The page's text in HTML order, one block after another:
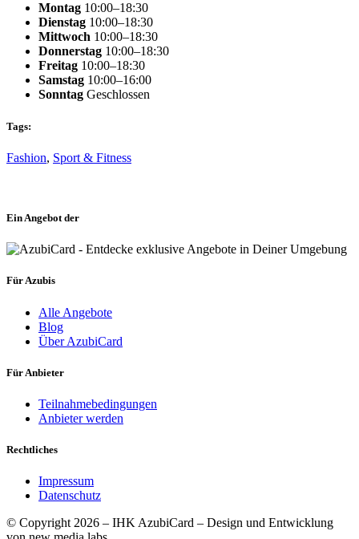
Montag 10:00–18:30
Dienstag 10:00–18:30
Mittwoch 10:00–18:30
Donnerstag 10:00–18:30
Freitag 10:00–18:30
Samstag 10:00–16:00
Sonntag Geschlossen
Tags:
Fashion, Sport & Fitness
Ein Angebot der
Für Azubis
Alle Angebote
Blog
Über AzubiCard
Für Anbieter
Teilnahmebedingungen
Anbieter werden
Rechtliches
Impressum
Datenschutz
© Copyright 2026 – IHK AzubiCard – Design und Entwicklung